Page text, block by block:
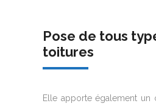
Pose de tous
toitures
Elle apporte également un